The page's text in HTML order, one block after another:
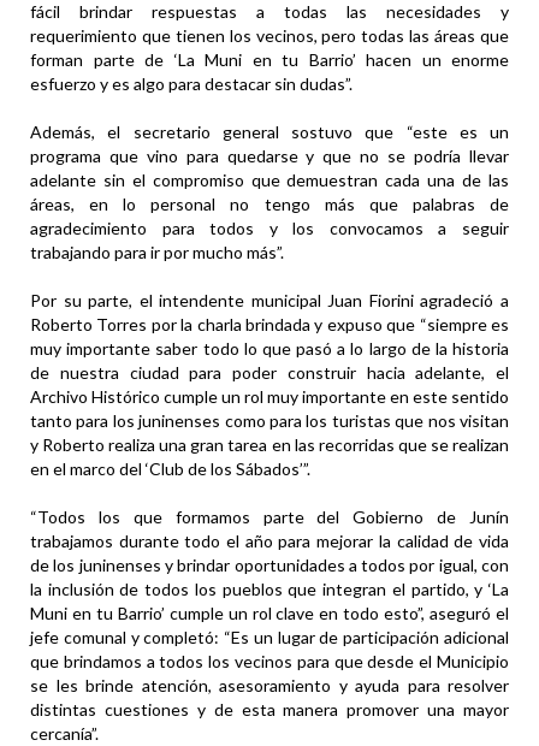
fácil brindar respuestas a todas las necesidades y
requerimiento que tienen los vecinos, pero todas las áreas que
forman parte de ‘La Muni en tu Barrio’ hacen un enorme
esfuerzo y es algo para destacar sin dudas”.
Además, el secretario general sostuvo que “este es un
programa que vino para quedarse y que no se podría llevar
adelante sin el compromiso que demuestran cada una de las
áreas, en lo personal no tengo más que palabras de
agradecimiento para todos y los convocamos a seguir
trabajando para ir por mucho más”.
Por su parte, el intendente municipal Juan Fiorini agradeció a
Roberto Torres por la charla brindada y expuso que “siempre es
muy importante saber todo lo que pasó a lo largo de la historia
de nuestra ciudad para poder construir hacia adelante, el
Archivo Histórico cumple un rol muy importante en este sentido
tanto para los juninenses como para los turistas que nos visitan
y Roberto realiza una gran tarea en las recorridas que se realizan
en el marco del ‘Club de los Sábados’”.
“Todos los que formamos parte del Gobierno de Junín
trabajamos durante todo el año para mejorar la calidad de vida
de los juninenses y brindar oportunidades a todos por igual, con
la inclusión de todos los pueblos que integran el partido, y ‘La
Muni en tu Barrio’ cumple un rol clave en todo esto”, aseguró el
jefe comunal y completó: “Es un lugar de participación adicional
que brindamos a todos los vecinos para que desde el Municipio
se les brinde atención, asesoramiento y ayuda para resolver
distintas cuestiones y de esta manera promover una mayor
cercanía”.